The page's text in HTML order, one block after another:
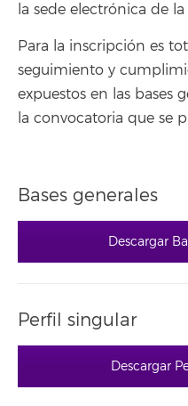
la sede electrónica de
Para la inscripción es
seguimiento y
expuestos en las bases
la convocatoria que se
Bases generales
Descargar
Perfil singular
Descargar